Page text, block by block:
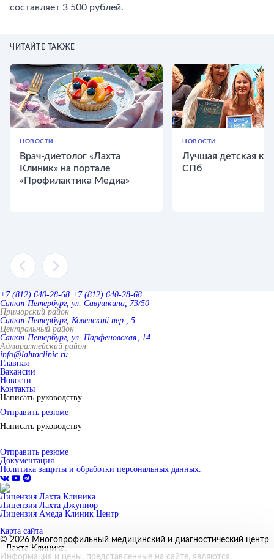
составляет 3 500 рублей.
ЧИТАЙТЕ ТАКЖЕ
НОВОСТИ
Врач-диетолог «Лахта
Клиник» на портале
«Профилактика Медиа»
НОВОСТИ
Лучшая детская
СПб
+7 (812) 640-28-68 +7 (812) 640-28-68
Санкт-Петербург, ул. Савушкина, 73/50
Приморский район
Санкт-Петербург, Ковенский пер., 5
Центральный район
Санкт-Петербург, ул. Парфеновская, 14
Адмиралтейский район
info@lahtaclinic.ru
Главная
Вакансии
Новости
Контакты
Написать руководству
Отправить резюме
Написать руководству
Отправить резюме
Документация
Политика защиты и обработки персональных данных.
Лицензия Лахта Клиника
Лицензия Лахта Джуниор
Лицензия Амеда Клиник Центр
Карта сайта
© 2026 Многопрофильный медицинский и диагностический центр
- Лахта Клиника.
Информация и цены, представленные на сайте, являются